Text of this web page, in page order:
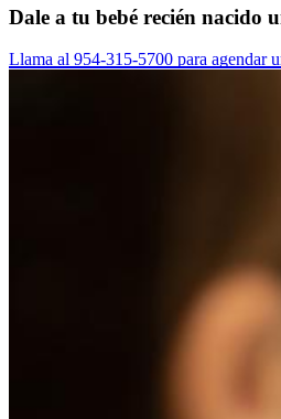
Dale a tu bebé recién nacido
Llama al 954-315-5700 para agendar